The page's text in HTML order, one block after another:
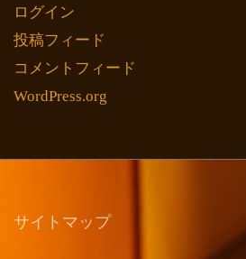
ログイン
投稿フィード
コメントフィード
WordPress.org
サイトマップ